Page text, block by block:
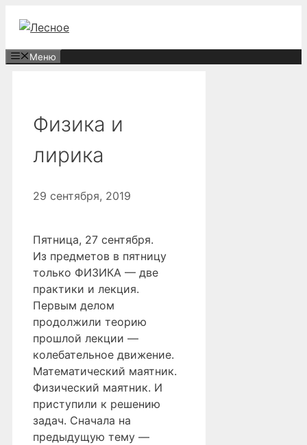
содержимому
Меню
Физика и
лирика
29 сентября, 2019
Пятница, 27 сентября.
Из предметов в пятницу
только ФИЗИКА — две
практики и лекция.
Первым делом
продолжили теорию
прошлой лекции —
колебательное движение.
Математический маятник.
Физический маятник. И
приступили к решению
задач. Сначала на
предыдущую тему —